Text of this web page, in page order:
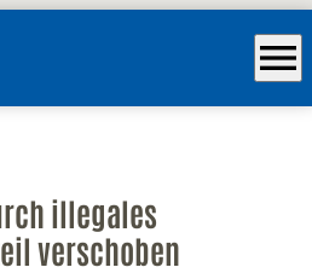
menu
illegales
verschoben